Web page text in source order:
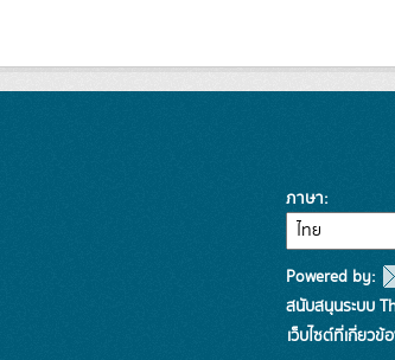
ภาษา
Powered by:
สนับสนุนระบบ
เว็บไซต์ที่เกี่ยวข้